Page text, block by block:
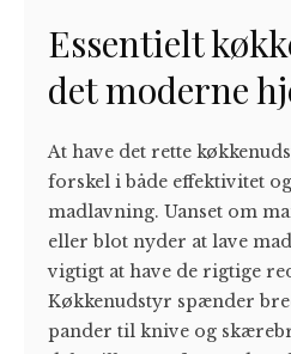
Essentielt
det moderne
At have det rette
forskel i både effektivitet
madlavning. Uanset om
eller blot nyder at lave
vigtigt at have de rigtige
Køkkenudstyr spænder
pander til knive og